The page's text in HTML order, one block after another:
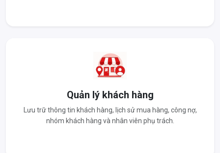
Quản lý khách hàng
Lưu trữ thông tin khách hàng, lịch sử mua hàng, công nợ,
nhóm khách hàng và nhân viên phụ trách.